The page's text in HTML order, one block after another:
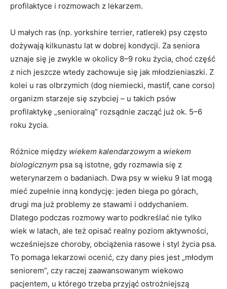
profilaktyce i rozmowach z lekarzem.
U małych ras (np. yorkshire terrier, ratlerek) psy często
dożywają kilkunastu lat w dobrej kondycji. Za seniora
uznaje się je zwykle w okolicy 8–9 roku życia, choć część
z nich jeszcze wtedy zachowuje się jak młodzieniaszki. Z
kolei u ras olbrzymich (dog niemiecki, mastif, cane corso)
organizm starzeje się szybciej – u takich psów
profilaktykę „senioralną” rozsądnie zacząć już ok. 5–6
roku życia.
Różnice między wiekem kalendarzowym a wiekem
biologicznym psa są istotne, gdy rozmawia się z
weterynarzem o badaniach. Dwa psy w wieku 9 lat mogą
mieć zupełnie inną kondycję: jeden biega po górach,
drugi ma już problemy ze stawami i oddychaniem.
Dlatego podczas rozmowy warto podkreślać nie tylko
wiek w latach, ale też opisać realny poziom aktywności,
wcześniejsze choroby, obciążenia rasowe i styl życia psa.
To pomaga lekarzowi ocenić, czy dany pies jest „młodym
seniorem”, czy raczej zaawansowanym wiekowo
pacjentem, u którego trzeba przyjąć ostrożniejszą